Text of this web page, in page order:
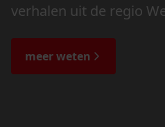
verhalen uit de regio
de bijzondere verhalen.
meer weten